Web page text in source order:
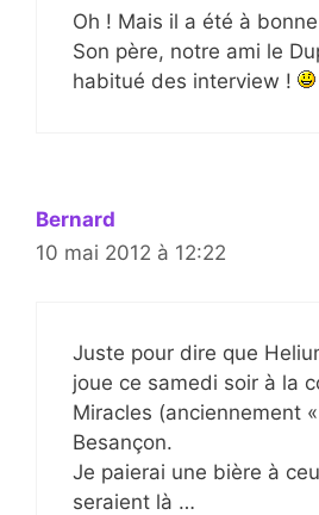
Oh ! Mais il a été à
Son père, notre ami le
habitué des interview !
Bernard
10 mai 2012 à 12:22
Juste pour dire que
joue ce samedi soir à la
Miracles (anciennement
Besançon.
Je paierai une bière à
seraient là …